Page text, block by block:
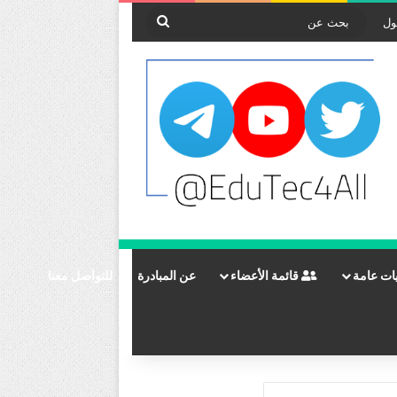
بحث
عامة قائمة الأعضاء عن المبادرة للتواصل معنا